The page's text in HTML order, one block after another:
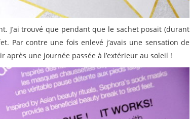
J’ai trouvé que pendant que le sachet posait (durant
Par contre une fois enlevé j’avais une sensation de
une journée passée à l’extérieur au soleil !